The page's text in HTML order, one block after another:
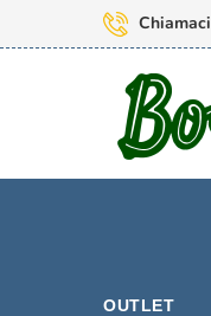
Chiamaci
OUTLET